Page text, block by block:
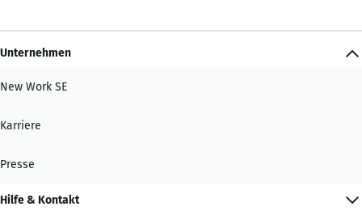
Unternehmen
New Work SE
Karriere
Presse
Hilfe & Kontakt